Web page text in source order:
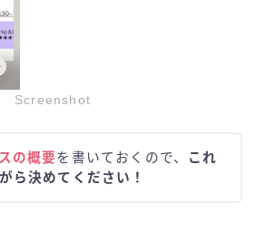
Screenshot
の概要を書いておくので、
これ
ら決めてください！